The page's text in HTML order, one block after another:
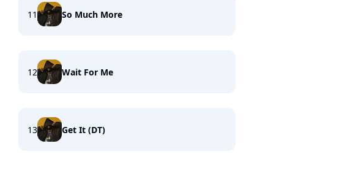
11 So Much More
12 Wait For Me
13 Get It (DT)